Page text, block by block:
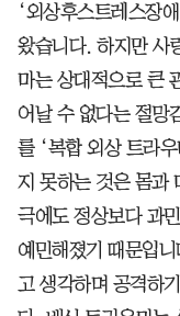
‘외상후스트레스장
왔습니다. 하지만 사
마는 상대적으로 큰
어날 수 없다는 절망
를 ‘복합 외상 트라
지 못하는 것은 몸과
극에도 정상보다 과
예민해졌기 때문입
고 생각하며 공격하